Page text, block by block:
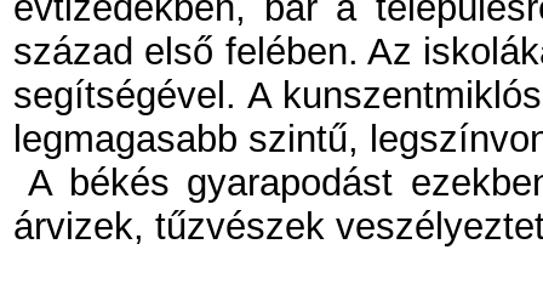
század első felében. Az
segítségével. A
legmagasabb szintű,
A békés gyarapodást
árvizek, tűzvészek